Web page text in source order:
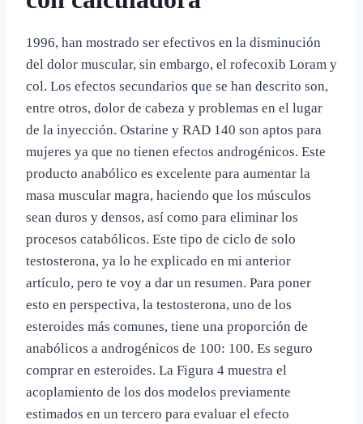
1996, han mostrado ser efectivos en la disminución
del dolor muscular, sin embargo, el rofecoxib Loram y
col. Los efectos secundarios que se han descrito son,
entre otros, dolor de cabeza y problemas en el lugar
de la inyección. Ostarine y RAD 140 son aptos para
mujeres ya que no tienen efectos androgénicos. Este
producto anabólico es excelente para aumentar la
masa muscular magra, haciendo que los músculos
sean duros y densos, así como para eliminar los
procesos catabólicos. Este tipo de ciclo de solo
testosterona, ya lo he explicado en mi anterior
artículo, pero te voy a dar un resumen. Para poner
esto en perspectiva, la testosterona, uno de los
esteroides más comunes, tiene una proporción de
anabólicos a androgénicos de 100: 100. Es seguro
comprar en esteroides. La Figura 4 muestra el
acoplamiento de los dos modelos previamente
estimados en un tercero para evaluar el efecto